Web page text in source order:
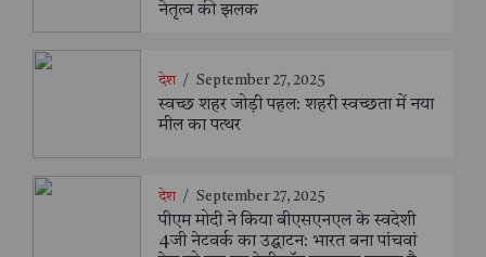
नेतृत्व की झलक
देश / September 27, 2025
स्वच्छ शहर जोड़ी पहल: शहरी स्वच्छता में नया
मील का पत्थर
देश / September 27, 2025
पीएम मोदी ने किया बीएसएनएल के स्वदेशी
4जी नेटवर्क का उद्घाटन: भारत बना पांचवां